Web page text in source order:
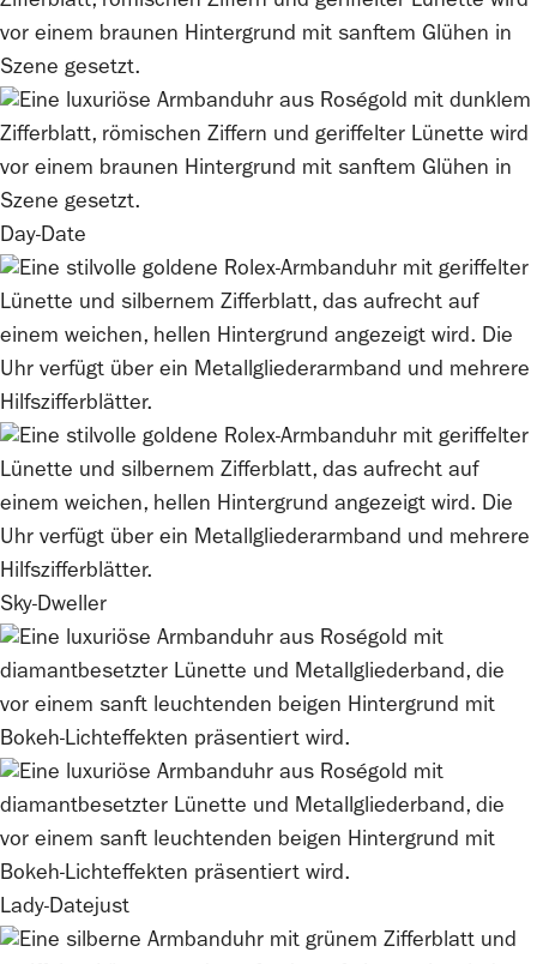
Day-Date
Sky-Dweller
Lady-Datejust